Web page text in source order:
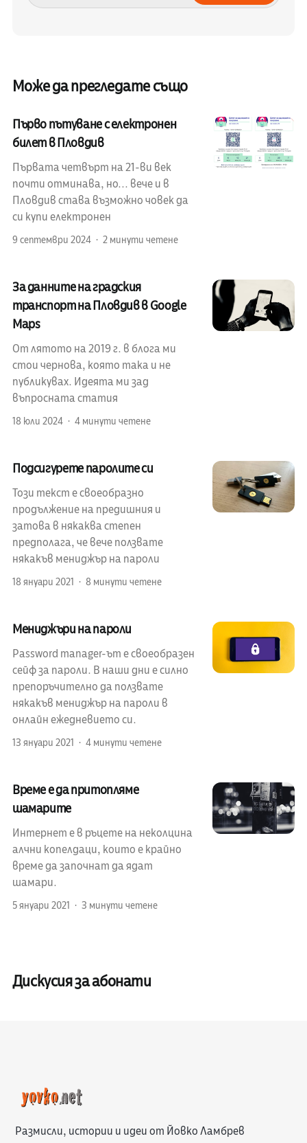
Може да прегледате също
Първо пътуване с електронен
билет в Пловдив
Първата четвърт на 21-ви век
почти отминава, но... вече и в
Пловдив става възможно човек да
си купи електронен
9 септември 2024 2 минути четене
За данните на градския
транспорт на Пловдив в Google
Maps
От лятото на 2019 г. в блога ми
стои чернова, която така и не
публикувах. Идеята ми зад
въпросната статия
18 юли 2024 4 минути четене
Подсигурете паролите си
Този текст е своеобразно
продължение на предишния и
затова в някаква степен
предполага, че вече ползвате
някакъв мениджър на пароли
18 януари 2021 8 минути четене
Мениджъри на пароли
Password manager-ът е своеобразен
сейф за пароли. В наши дни е силно
препоръчително да ползвате
някакъв мениджър на пароли в
онлайн ежедневието си.
13 януари 2021 4 минути четене
Време е да притопляме
шамарите
Интернет е в ръцете на неколцина
алчни копелдаци, които е крайно
време да започнат да ядат
шамари.
5 януари 2021 3 минути четене
Дискусия за абонати
Размисли, истории и идеи от Йовко Ламбрев